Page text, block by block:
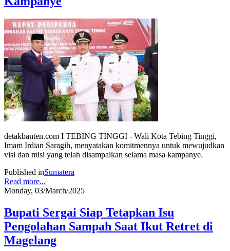
detakbanten.com I TEBING TINGGI - Wali Kota Tebing Tinggi,
Imam Irdian Saragih, menyatakan komitmennya untuk mewujudkan
visi dan misi yang telah disampaikan selama masa kampanye.
Published inSumatera
Read more...
Monday, 03/March/2025
Bupati Sergai Siap Tetapkan Isu
Pengolahan Sampah Saat Ikut Retret di
Magelang